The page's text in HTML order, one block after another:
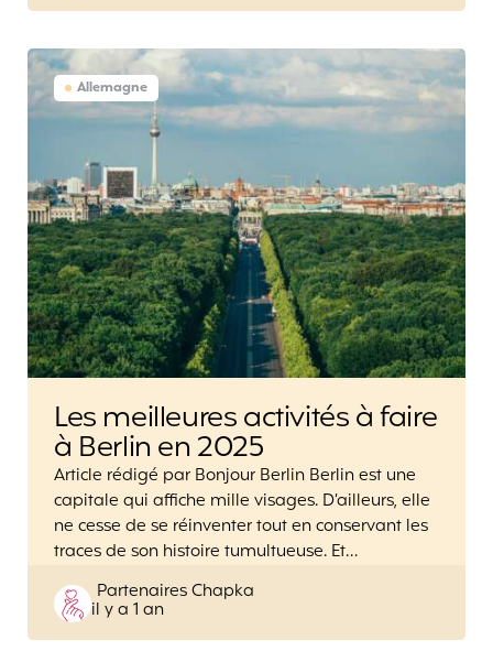
Allemagne
Les meilleures activités à faire
à Berlin en 2025
Article rédigé par Bonjour Berlin Berlin est une
capitale qui affiche mille visages. D’ailleurs, elle
ne cesse de se réinventer tout en conservant les
traces de son histoire tumultueuse. Et…
Posted
by
Partenaires Chapka
il y a 1 an